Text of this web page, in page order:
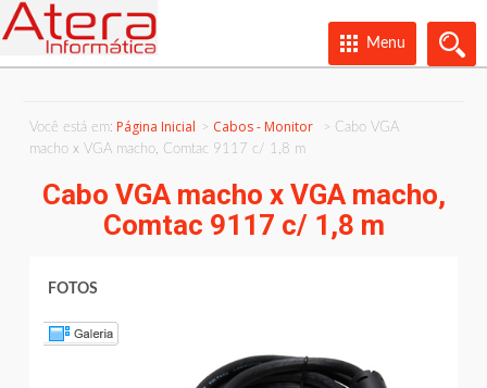
Menu
Você está em: Página Inicial Cabos - Monitor
Cabo VGA
macho x VGA macho, Comtac 9117 c/ 1,8 m
Cabo VGA macho x VGA macho,
Comtac 9117 c/ 1,8 m
FOTOS